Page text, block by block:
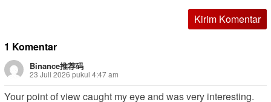
1 Komentar
Binance推荐码
23 Juli 2026 pukul 4:47 am
Your point of view caught my eye and was very interesting.